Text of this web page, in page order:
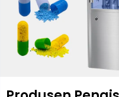
Produsen